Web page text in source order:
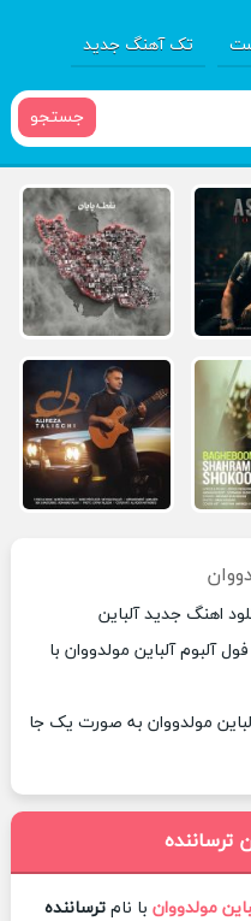
تک آهنگ جدید
جستجو
اهنگ جدید آلباین
آلبوم آلباین مولدووان با
مولدووان به صورت یک جا
ترساننده
مولدووان با نامترساننده